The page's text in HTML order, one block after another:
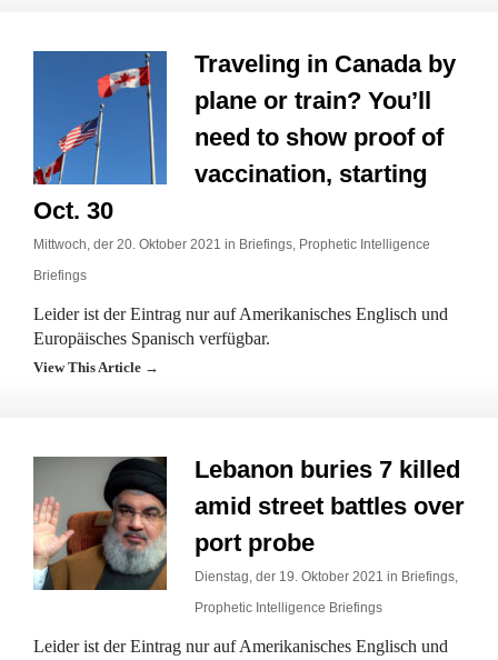
Traveling in Canada by
plane or train? You’ll
need to show proof of
vaccination, starting
Oct. 30
Mittwoch, der 20. Oktober 2021 in Briefings, Prophetic Intelligence
Briefings
Leider ist der Eintrag nur auf Amerikanisches Englisch und
Europäisches Spanisch verfügbar.
View This Article →
Lebanon buries 7 killed
amid street battles over
port probe
Dienstag, der 19. Oktober 2021 in Briefings,
Prophetic Intelligence Briefings
Leider ist der Eintrag nur auf Amerikanisches Englisch und